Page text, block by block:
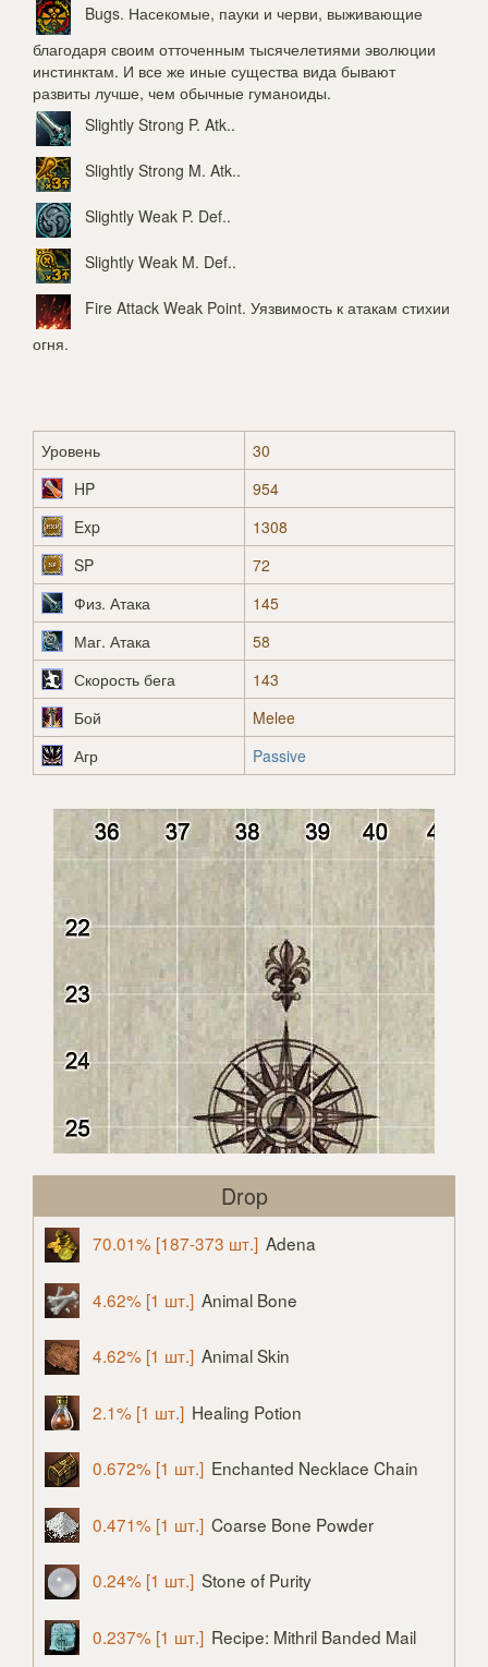
Bugs. Насекомые, пауки и черви, выживающие
благодаря своим отточенным тысячелетиями эволюции
инстинктам. И все же иные существа вида бывают
развиты лучше, чем обычные гуманоиды.
Slightly Strong P. Atk..
Slightly Strong M. Atk..
Slightly Weak P. Def..
Slightly Weak M. Def..
Fire Attack Weak Point. Уязвимость к атакам стихии
огня.
Уровень
30
HP
954
Exp
1308
SP
72
Физ. Атака
145
Маг. Атака
58
Скорость бега
143
Бой
Melee
Агр
Passive
Drop
70.01% [187-373 шт.] Adena
4.62% [1 шт.] Animal Bone
4.62% [1 шт.] Animal Skin
2.1% [1 шт.] Healing Potion
0.672% [1 шт.] Enchanted Necklace Chain
0.471% [1 шт.] Coarse Bone Powder
0.24% [1 шт.] Stone of Purity
0.237% [1 шт.] Recipe: Mithril Banded Mail